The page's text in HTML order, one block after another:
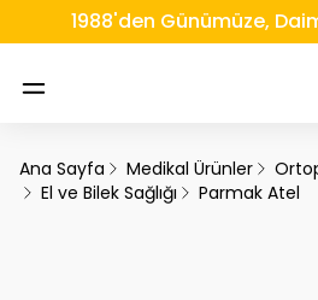
1988'den Günümüze,
Ana Sayfa Medikal Ürünler
El ve Bilek Sağlığı
Parmak Atel